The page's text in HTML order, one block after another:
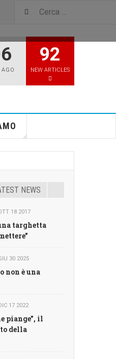
AGO
92
NEW ARTICLES
NEWS
18 2017
targhetta
30 2025
non è una
17 2022
piange", il
della